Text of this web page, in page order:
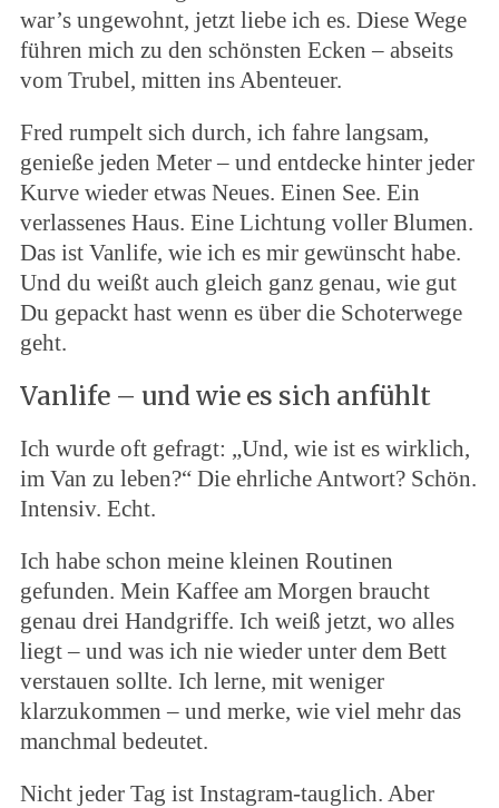
war’s ungewohnt, jetzt liebe ich es. Diese Wege
führen mich zu den schönsten Ecken – abseits
vom Trubel, mitten ins Abenteuer.
Fred rumpelt sich durch, ich fahre langsam,
genieße jeden Meter – und entdecke hinter jeder
Kurve wieder etwas Neues. Einen See. Ein
verlassenes Haus. Eine Lichtung voller Blumen.
Das ist Vanlife, wie ich es mir gewünscht habe.
Und du weißt auch gleich ganz genau, wie gut
Du gepackt hast wenn es über die Schoterwege
geht.
Vanlife – und wie es sich anfühlt
Ich wurde oft gefragt: „Und, wie ist es wirklich,
im Van zu leben?“ Die ehrliche Antwort? Schön.
Intensiv. Echt.
Ich habe schon meine kleinen Routinen
gefunden. Mein Kaffee am Morgen braucht
genau drei Handgriffe. Ich weiß jetzt, wo alles
liegt – und was ich nie wieder unter dem Bett
verstauen sollte. Ich lerne, mit weniger
klarzukommen – und merke, wie viel mehr das
manchmal bedeutet.
Nicht jeder Tag ist Instagram-tauglich. Aber